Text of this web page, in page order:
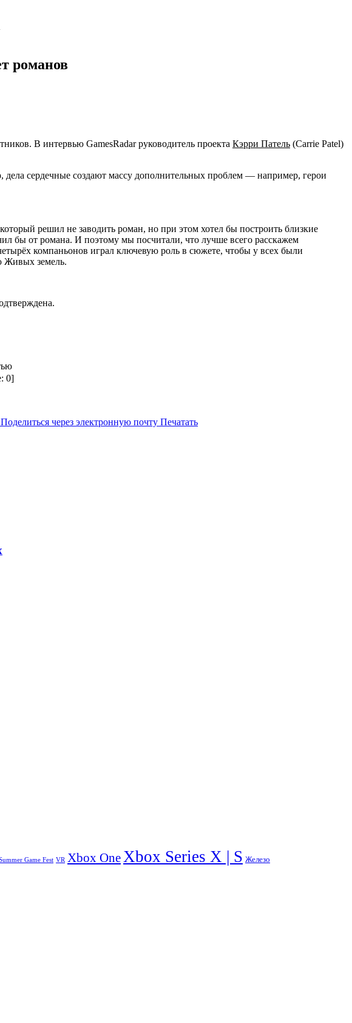
романов
В интервью GamesRadar руководитель проекта Кэрри Патель (Carrie Patel)
сердечные создают массу дополнительных проблем — например, герои
решил не заводить роман, но при этом хотел бы построить близкие
бы от романа. И поэтому мы посчитали, что лучше всего расскажем
компаньонов играл ключевую роль в сюжете, чтобы у всех были
Живых земель.
0]
Поделиться через электронную почту Печатать
Game Fest VR Xbox OneXbox Series X | S Железо